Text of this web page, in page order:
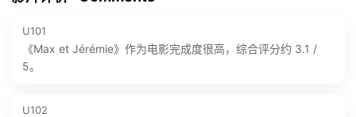
U101
《Max et Jérémie》作为电影完成度很高，综合评分约 3.1 /
5。
U102